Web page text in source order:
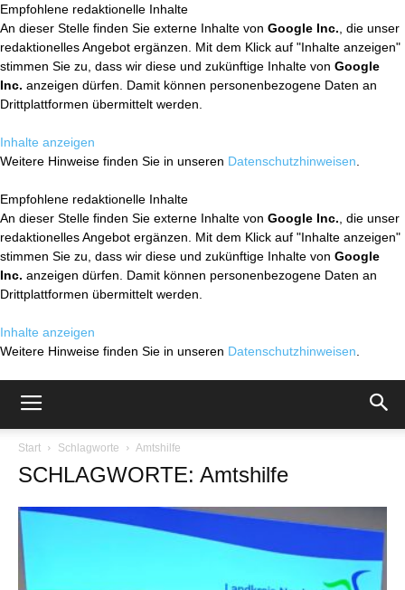
Empfohlene redaktionelle Inhalte
An dieser Stelle finden Sie externe Inhalte von Google Inc. , die unser
redaktionelles Angebot ergänzen. Mit dem Klick auf "Inhalte anzeigen"
stimmen Sie zu, dass wir diese und zukünftige Inhalte von Google
Inc. anzeigen dürfen. Damit können personenbezogene Daten an
Drittplattformen übermittelt werden.
Inhalte anzeigen
Weitere Hinweise finden Sie in unseren Datenschutzhinweisen
Empfohlene redaktionelle Inhalte
An dieser Stelle finden Sie externe Inhalte von Google Inc. , die unser
redaktionelles Angebot ergänzen. Mit dem Klick auf "Inhalte anzeigen"
stimmen Sie zu, dass wir diese und zukünftige Inhalte von Google
Inc. anzeigen dürfen. Damit können personenbezogene Daten an
Drittplattformen übermittelt werden.
Inhalte anzeigen
Weitere Hinweise finden Sie in unseren Datenschutzhinweisen
Start Schlagworte Amtshilfe
SCHLAGWORTE: Amtshilfe